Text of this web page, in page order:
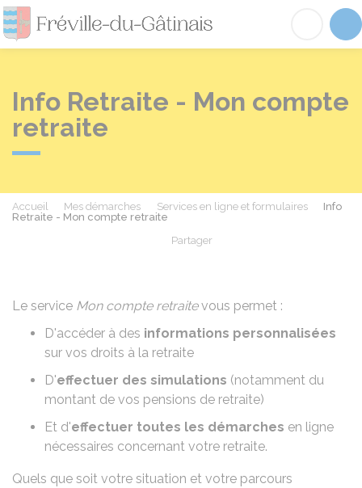
Fréville-du-
Info Retraite - Mon compte
retraite
Accueil Mes démarches Services en ligne et formulaires
Info
Retraite - Mon compte retraite
Partager
Le service Mon compte retraitevous permet :
D'accéder à des informations personnalisées
sur vos droits à la retraite
D'effectuer des simulations (notamment du
montant de vos pensions de retraite)
Et d'effectuer toutes les démarches en ligne
nécessaires concernant votre retraite.
Quels que soit votre situation et votre parcours